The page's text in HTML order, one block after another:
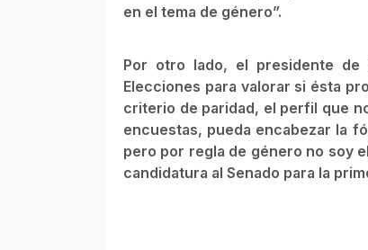
en el tema de género”.
Por otro lado, el presidente de
Elecciones para valorar si ésta
criterio de paridad, el perfil que
encuestas, pueda encabezar la
pero por regla de género no soy
candidatura al Senado para la